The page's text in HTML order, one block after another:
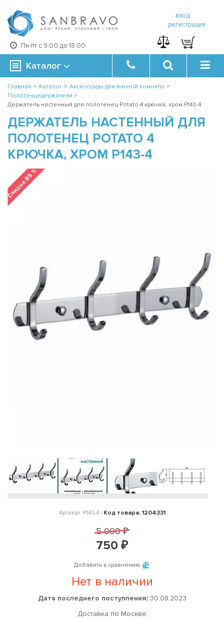
Пн-пт с 9:00 до 18:00
вход
регистрация
Каталог
Главная > Каталог > Аксессуары для ванной комнаты >
Полотенцедержатели >
Держатель настенный для полотенец Potato 4 крючка, хром P143-4
ДЕРЖАТЕЛЬ НАСТЕННЫЙ ДЛЯ
ПОЛОТЕНЕЦ POTATO 4
КРЮЧКА, ХРОМ P143-4
Скидка 85 %
Артикул: P143-4 / Код товара: 1204331
5 000 ₽
750 ₽
Добавить к сравнению
Нет в наличии
Дата последнего поступления:30.08.2023
Доставка по Москве